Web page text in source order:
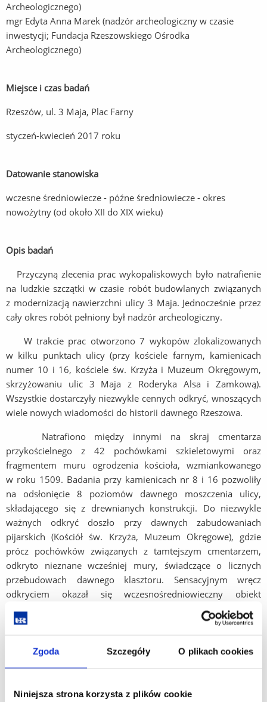
Zgoda Szczegóły O plikach cookies
Niniejsza strona korzysta z plików cookie
Archeologicznego)
mgr Edyta Anna Marek (nadzór archeologiczny w czasie
inwestycji; Fundacja Rzeszowskiego Ośrodka
Archeologicznego)
Miejsce i czas badań
Rzeszów, ul. 3 Maja, Plac Farny
styczeń-kwiecień 2017 roku
Datowanie stanowiska
wczesne średniowiecze - późne średniowiecze - okres
nowożytny (od około XII do XIX wieku)
Opis badań
Przyczyną zlecenia prac wykopaliskowych było natrafienie
na ludzkie szczątki w czasie robót budowlanych związanych
z modernizacją nawierzchni ulicy 3 Maja. Jednocześnie przez
cały okres robót pełniony był nadzór archeologiczny.
W trakcie prac otworzono 7 wykopów zlokalizowanych
w kilku punktach ulicy (przy kościele farnym, kamienicach
numer 10 i 16, kościele św. Krzyża i Muzeum Okręgowym,
skrzyżowaniu ulic 3 Maja z Roderyka Alsa i Zamkową).
Wszystkie dostarczyły niezwykle cennych odkryć, wnoszących
wiele nowych wiadomości do historii dawnego Rzeszowa.
Natrafiono między innymi na skraj cmentarza
przykościelnego z 42 pochówkami szkieletowymi oraz
fragmentem muru ogrodzenia kościoła, wzmiankowanego
w roku 1509. Badania przy kamienicach nr 8 i 16 pozwoliły
na odsłonięcie 8 poziomów dawnego moszczenia ulicy,
składającego się z drewnianych konstrukcji. Do niezwykle
ważnych odkryć doszło przy dawnych zabudowaniach
pijarskich (Kościół św. Krzyża, Muzeum Okręgowe), gdzie
prócz pochówków związanych z tamtejszym cmentarzem,
odkryto nieznane wcześniej mury, świadczące o licznych
przebudowach dawnego klasztoru. Sensacyjnym wręcz
odkryciem okazał się wczesnośredniowieczny obiekt
z ceramiką datowaną na XII-XIII wiek. Potwierdza on, iż teren
ten mógł być zamieszkały przed lokacją miasta w 1354 roku.
W chwili obecnej trwają szczegółowe analizy pozyskanych
Warto nadmienić, iż badania na ulicy 3 Maja były